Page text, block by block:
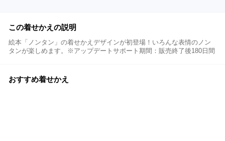
この着せかえの説明
絵本「ノンタン」の着せかえデザインが初登場！いろんな表情のノン
タンが楽しめます。※アップデートサポート期間：販売終了後180日間
おすすめ着せかえ